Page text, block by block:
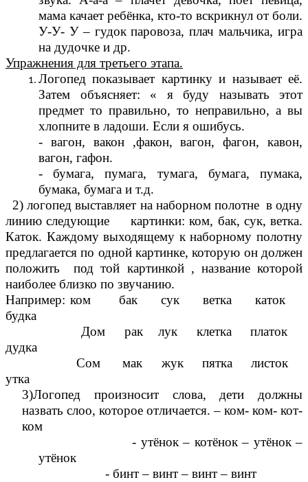
мама качает ребёнка, кто-то вскрикнул от боли.
У-У- У – гудок паровоза, плач мальчика, игра
на дудочке и др.
Упражнения для третьего этапа.
Логопед показывает картинку и называет её.
Затем объясняет: « я буду называть этот
предмет то правильно, то неправильно, а вы
хлопните в ладоши. Если я ошибусь.
- вагон, вакон ,факон, вагон, фагон, кавон,
вагон, гафон.
- бумага, пумага, тумага, бумага, пумака,
бумака, бумага и т.д.
2) логопед выставляет на наборном полотне в одну
линию следующие картинки: ком, бак, сук, ветка.
Каток. Каждому выходящему к наборному полотну
предлагается по одной картинке, которую он должен
положить под той картинкой , название которой
наиболее близко по звучанию.
Например: ком бак сук ветка каток
будка
Дом рак лук клетка платок
дудка
Сом мак жук пятка листок
утка
3)Логопед произносит слова, дети должны
назвать слоо, которое отличается. – ком- ком- кот-
ком
- утёнок – котёнок – утёнок –
утёнок
- бинт – винт – винт – винт